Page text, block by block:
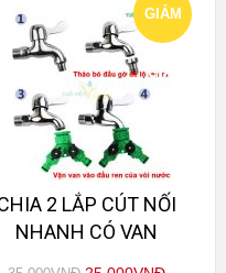
GIẢM
GIÁ!
2 LẮP CÚT NỐI
NHANH CÓ VAN